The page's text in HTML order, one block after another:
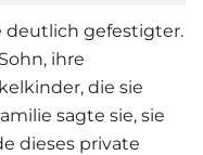
deutlich gefestigter.
ihre
die sie
sagte sie, sie
dieses private